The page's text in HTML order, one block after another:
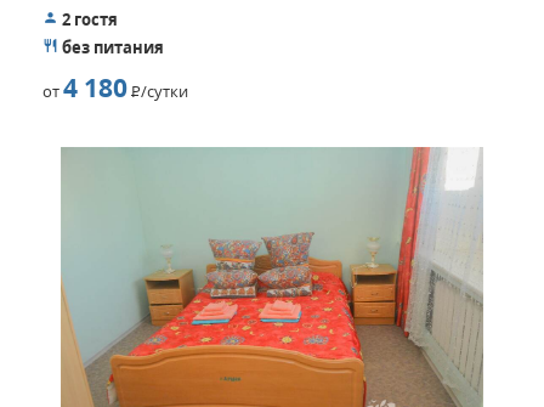
2 гостя
без питания
от4 180Р/сутки